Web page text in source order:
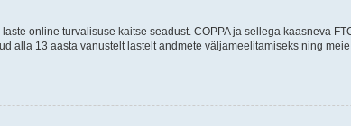
online turvalisuse kaitse seadust. COPPA ja sellega kaasneva
alla 13 aasta vanustelt lastelt andmete väljameelitamiseks ning